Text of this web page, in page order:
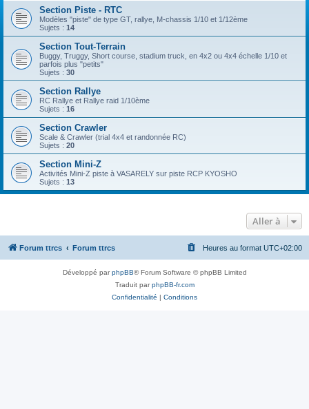
Section Piste - RTC
Modèles "piste" de type GT, rallye, M-chassis 1/10 et 1/12ème
Sujets : 14
Section Tout-Terrain
Buggy, Truggy, Short course, stadium truck, en 4x2 ou 4x4 échelle 1/10 et
parfois plus "petits"
Sujets : 30
Section Rallye
RC Rallye et Rallye raid 1/10ème
Sujets : 16
Section Crawler
Scale & Crawler (trial 4x4 et randonnée RC)
Sujets : 20
Section Mini-Z
Activités Mini-Z piste à VASARELY sur piste RCP KYOSHO
Sujets : 13
Aller à
Forum ttrcs Forum ttrcs Heures au format UTC+02:00
Développé parphpBB® Forum Software © phpBB Limited
Traduit parphpBB-fr.com
Confidentialité | Conditions